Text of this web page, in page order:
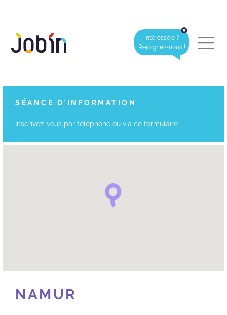
Intéressé·e ?
Rejoignez-nous !
SÉANCE D'INFORMATION
Inscrivez-vous par téléphone ou via ce formulaire
NAMUR